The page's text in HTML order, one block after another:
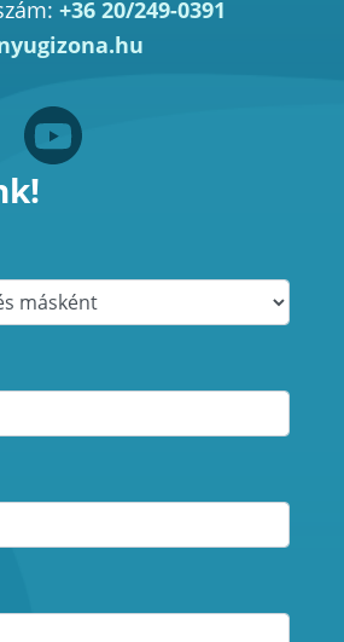
+36 20/249-0391